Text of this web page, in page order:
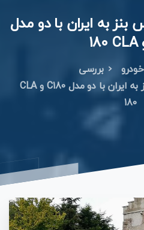
بنزبه ایرانبا دومدل
CLA
180
بررسی
ورود دوباره ی مرسدس بنز به ایران با دو مدل C180‌ و CLA
180